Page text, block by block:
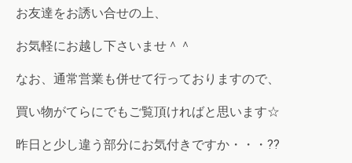
お友達をお誘い合せの上、
お気軽にお越し下さいませ＾＾
なお、通常営業も併せて行っておりますので、
買い物がてらにでもご覧頂ければと思います☆
昨日と少し違う部分にお気付きですか・・・??